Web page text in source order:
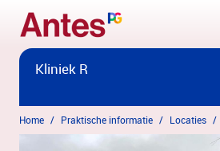
Overslaan en naar hoofdinhoud gaan
Kliniek R
Home Praktische informatie Locaties